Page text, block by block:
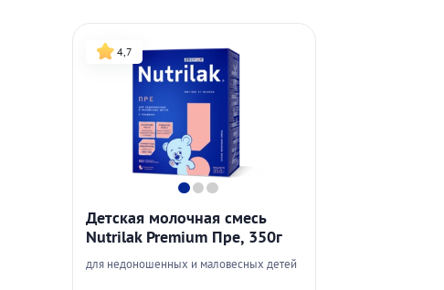
4,7
Детская молочная смесь
Nutrilak Premium Пре, 350г
для недоношенных и маловесных детей